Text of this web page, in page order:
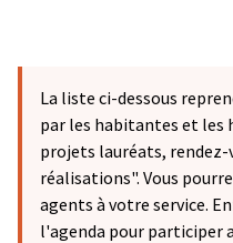
La liste ci-dessous
par les habitantes et les
projets lauréats,
réalisations". Vous
agents à votre service.
l'agenda pour participer